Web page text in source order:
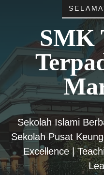
SMK
Sekolah Islami
Sekolah Pusat
Excellence |